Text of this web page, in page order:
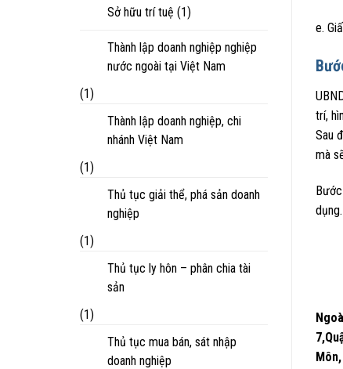
Sở hữu trí tuệ (1)
Thành lập doanh nghiệp nghiệp
nước ngoài tại Việt Nam
(1)
Thành lập doanh nghiệp, chi
nhánh Việt Nam
(1)
Thủ tục giải thể, phá sản doanh
nghiệp
(1)
Thủ tục ly hôn – phân chia tài
sản
(1)
Thủ tục mua bán, sát nhập
doanh nghiệp
e.
trí,
Sau
mà
dụng.